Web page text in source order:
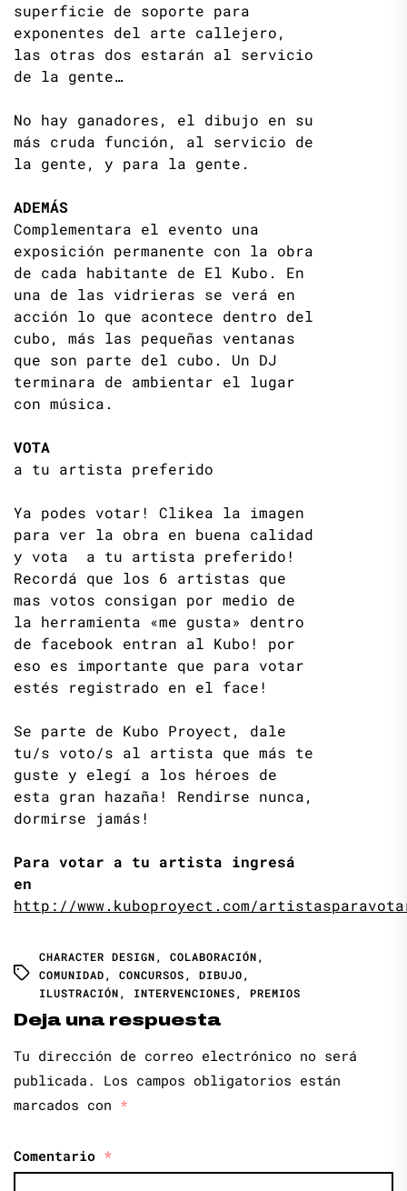
superficie de soporte para
exponentes del arte callejero,
las otras dos estarán al servicio
de la gente…
No hay ganadores, el dibujo en su
más cruda función, al servicio de
la gente, y para la gente.
ADEMÁS
Complementara el evento una
exposición permanente con la obra
de cada habitante de El Kubo. En
una de las vidrieras se verá en
acción lo que acontece dentro del
cubo, más las pequeñas ventanas
que son parte del cubo. Un DJ
terminara de ambientar el lugar
con música.
VOTA
a tu artista preferido
Ya podes votar! Clikea la imagen
para ver la obra en buena calidad
y vota a tu artista preferido!
Recordá que los 6 artistas que
mas votos consigan por medio de
la herramienta «me gusta» dentro
de facebook entran al Kubo! por
eso es importante que para votar
estés registrado en el face!
Se parte de Kubo Proyect, dale
tu/s voto/s al artista que más te
guste y elegí a los héroes de
esta gran hazaña! Rendirse nunca,
dormirse jamás!
Para votar a tu artista ingresá
en
http://www.kuboproyect.com/
CHARACTER DESIGN, COLABORACIÓN,
COMUNIDAD, CONCURSOS, DIBUJO,
ILUSTRACIÓN, INTERVENCIONES, PREMIOS
Deja una respuesta
Tu dirección de correo electrónico no será
publicada.
Los campos obligatorios están
marcados con *
Comentario *